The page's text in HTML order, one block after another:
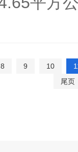
8 9 10
尾页